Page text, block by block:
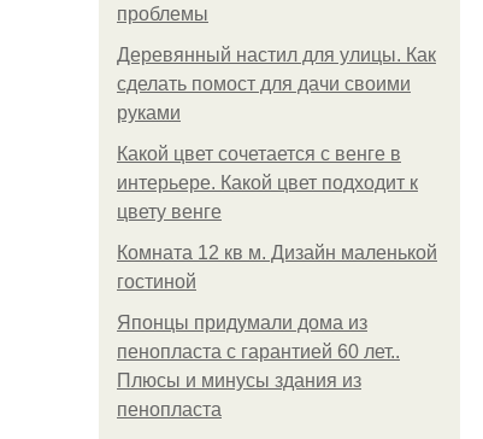
проблемы
Деревянный настил для улицы. Как
сделать помост для дачи своими
руками
Какой цвет сочетается с венге в
интерьере. Какой цвет подходит к
цвету венге
Комната 12 кв м. Дизайн маленькой
гостиной
Японцы придумали дома из
пенопласта с гарантией 60 лет..
Плюсы и минусы здания из
пенопласта